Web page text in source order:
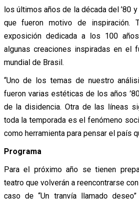
los últimos años de la década del ’80
que fueron motivo de inspiración.
exposición dedicada a los 100
algunas creaciones inspiradas en el
mundial de Brasil.
“Uno de los temas de nuestro
fueron varias estéticas de los años
de la disidencia. Otra de las líneas
toda la temporada es el fenómeno
como herramienta para pensar el país
Programa
Para el próximo año se tienen
teatro que volverán a reencontrarse
caso de “Un tranvía llamado